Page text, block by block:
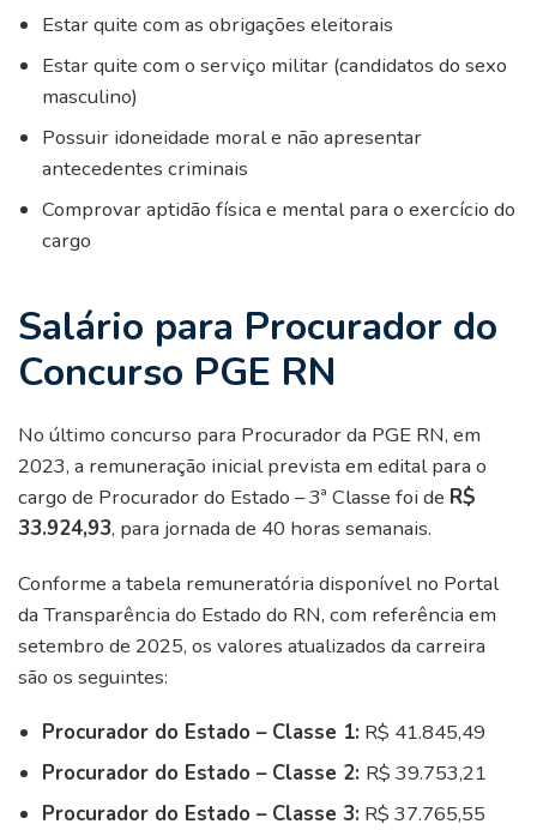
Estar quite com as obrigações eleitorais
Estar quite com o serviço militar (candidatos do sexo
masculino)
Possuir idoneidade moral e não apresentar
antecedentes criminais
Comprovar aptidão física e mental para o exercício do
cargo
Salário para Procurador do
Concurso PGE RN
No último concurso para Procurador da PGE RN, em
2023, a remuneração inicial prevista em edital para o
cargo de Procurador do Estado – 3ª Classe foi de R$
33.924,93, para jornada de 40 horas semanais.
Conforme a tabela remuneratória disponível no Portal
da Transparência do Estado do RN, com referência em
setembro de 2025, os valores atualizados da carreira
são os seguintes:
Procurador do Estado – Classe 1: R$ 41.845,49
Procurador do Estado – Classe 2: R$ 39.753,21
Procurador do Estado – Classe 3: R$ 37.765,55